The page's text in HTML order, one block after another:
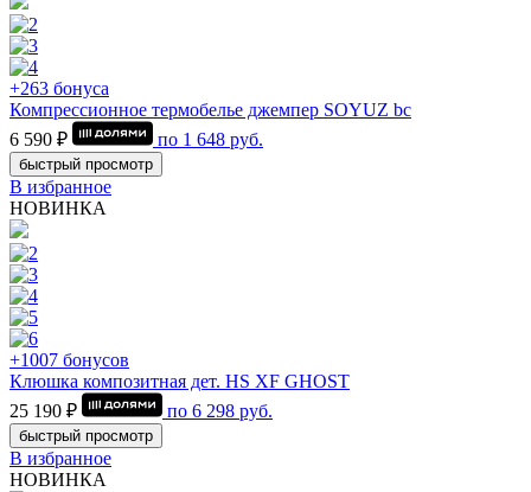
+263 бонуса
Компрессионное термобелье джемпер SOYUZ bc
6 590 ₽
по 1 648 руб.
быстрый просмотр
В избранное
НОВИНКА
+1007 бонусов
Клюшка композитная дет. HS XF GHOST
25 190 ₽
по 6 298 руб.
быстрый просмотр
В избранное
НОВИНКА